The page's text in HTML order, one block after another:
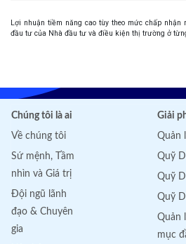
Lợi nhuận tiềm năng cao tùy theo mức chấp
đầu tư của Nhà đầu tư và điều kiện thị trường ở
Chúng tôi là ai
Về chúng tôi
Sứ mệnh, Tầm
nhìn và Giá trị
Đội ngũ lãnh
đạo & Chuyên
gia
Giải
Quản
Quỹ
Quỹ
Quỹ
Quản
mục